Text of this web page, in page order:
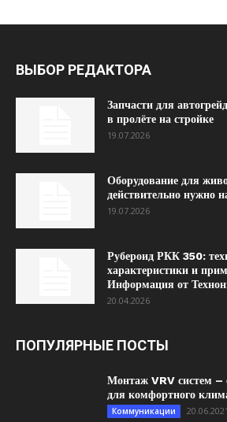
ВЫБОР РЕДАКТОРА
Запчасти для
в пролёте на стройке
19.07.2026
Оборудование для
действительно нужно
19.07.2026
Рубероид РКК 350:
характеристики и
Информация от
20.04.2026
ПОПУЛЯРНЫЕ ПОСТЫ
Монтаж VRV систем –
для комфортного
Коммуникации 20.06.2021